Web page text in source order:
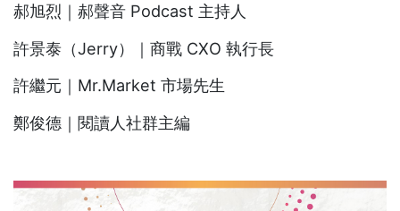
郝旭烈｜郝聲音 Podcast 主持人
許景泰（Jerry）｜商戰 CXO 執行長
許繼元｜Mr.Market 市場先生
鄭俊德｜閱讀人社群主編